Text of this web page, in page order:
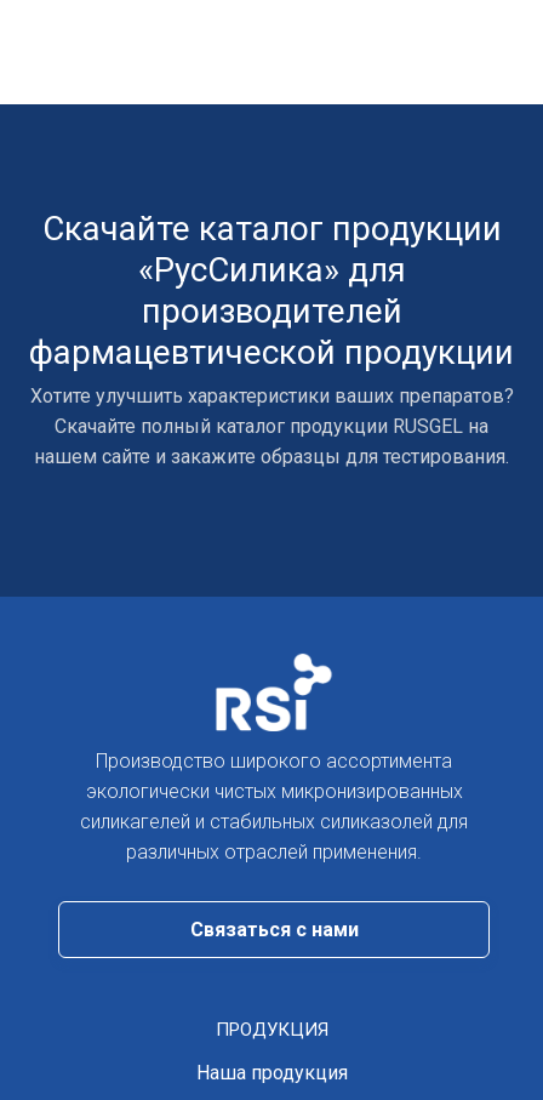
Скачайте каталог продукции
«РусСилика» для
производителей
фармацевтической продукции
Хотите улучшить характеристики ваших препаратов?
Скачайте полный каталог продукции RUSGEL на
нашем сайте и закажите образцы для тестирования.
Производство широкого ассортимента
экологически чистых микронизированных
силикагелей и стабильных силиказолей для
различных отраслей применения.
Cвязаться с нами
ПРОДУКЦИЯ
Наша продукция